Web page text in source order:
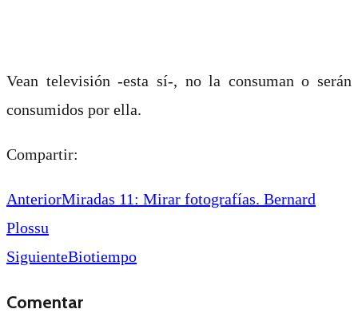
Vean televisión -esta sí-, no la consuman o serán
consumidos por ella.
Compartir:
AnteriorMiradas 11: Mirar fotografías. Bernard
Plossu
SiguienteBiotiempo
Comentar